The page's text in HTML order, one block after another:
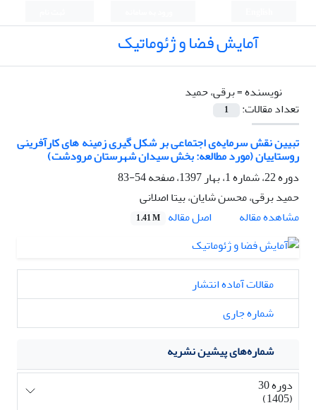
آمایش فضا و ژئوماتیک
نویسنده =برقی، حمید
تعداد مقالات:
1
تبیین نقش سرمایه‌ی اجتماعی بر شکل گیری زمینه های کارآفرینی
روستاییان (مورد مطالعه: بخش سیدان شهرستان مرودشت)
دوره 22، شماره 1، بهار 1397، صفحه
54-83
حمید برقی، محسن شایان، بیتا اصلانی
مشاهده مقاله
اصل مقاله 1.41 M
مقالات آماده انتشار
شماره جاری
شماره‌های پیشین نشریه
دوره 30
(1405)